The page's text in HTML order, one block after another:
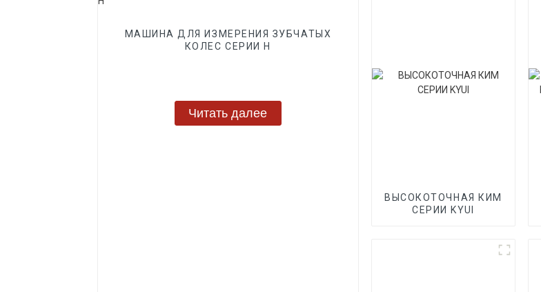
МАШИНА ДЛЯ ИЗМЕРЕНИЯ ЗУБЧАТЫХ
КОЛЕС СЕРИИ H
Читать далее
ВЫСОКОТОЧНАЯ КИМ
СЕРИИ KYUI